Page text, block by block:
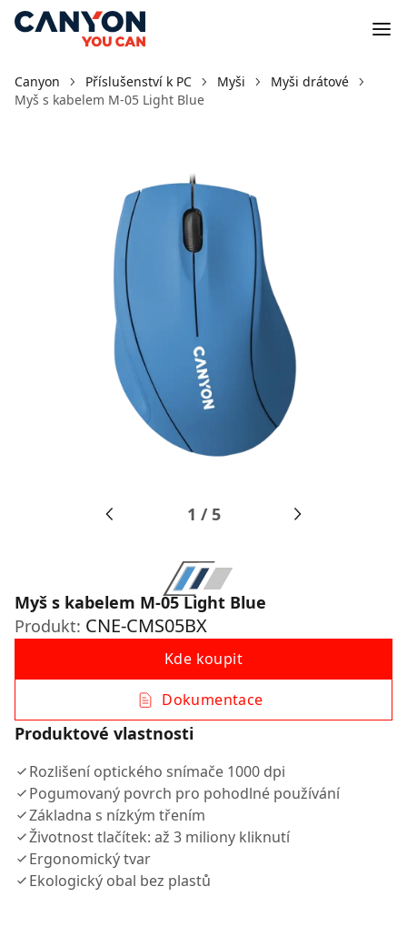
Canyon Příslušenství k PC Myši
Myši drátové
Myš s kabelem M-05 Light Blue
1 / 5
Myš s kabelem M-05 Light Blue
Produkt: CNE-CMS05BX
Kde koupit
Dokumentace
Produktové vlastnosti
Rozlišení optického snímače 1000 dpi
Pogumovaný povrch pro pohodlné používání
Základna s nízkým třením
Životnost tlačítek: až 3 miliony kliknutí
Ergonomický tvar
Ekologický obal bez plastů